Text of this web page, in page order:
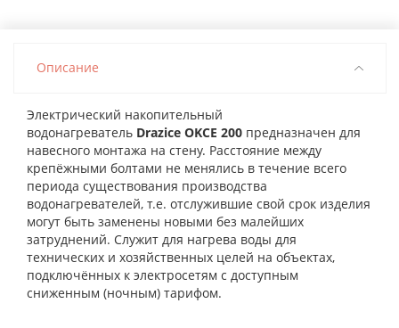
Описание
Электрический накопительный
водонагреватель Drazice OKCE 200 предназначен для
навесного монтажа на стену. Расстояние между
крепёжными болтами не менялись в течение всего
периода существования производства
водонагревателей, т.е. отслужившие свой срок изделия
могут быть заменены новыми без малейших
затруднений. Служит для нагрева воды для
технических и хозяйственных целей на объектах,
подключённых к электросетям с доступным
сниженным (ночным) тарифом.